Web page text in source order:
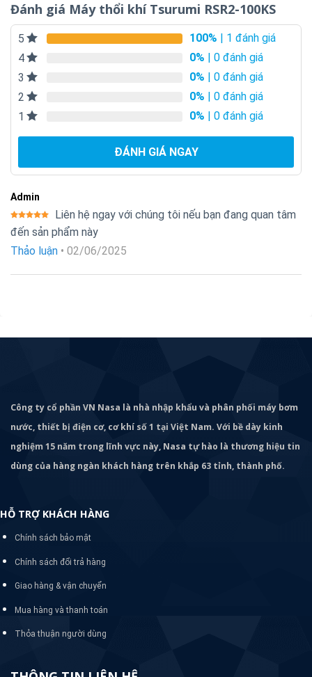
Đánh giá Máy thổi khí Tsurumi RSR2-100KS
5 100% | 1 đánh giá
4
0% | 0 đánh giá
3
0% | 0 đánh giá
2
0% | 0 đánh giá
1
0% | 0 đánh giá
ĐÁNH GIÁ NGAY
Admin
Được xếp
hạng
55
Liên hệ ngay với chúng tôi nếu bạn đang quan tâm
đến sản phẩm này
Thảo luận • 02/06/2025
Công ty cổ phần VN Nasa là nhà nhập khẩu và phân phối máy bơm
nước, thiết bị điện cơ, cơ khí số 1 tại Việt Nam. Với bề dày kinh
nghiệm 15 năm trong lĩnh vực này, Nasa tự hào là thương hiệu tin
dùng của hàng ngàn khách hàng trên khắp 63 tỉnh, thành phố.
HỖ TRỢ KHÁCH HÀNG
Chính sách bảo mật
Chính sách đổi trả hàng
Giao hàng & vận chuyển
Mua hàng và thanh toán
Thỏa thuận người dùng